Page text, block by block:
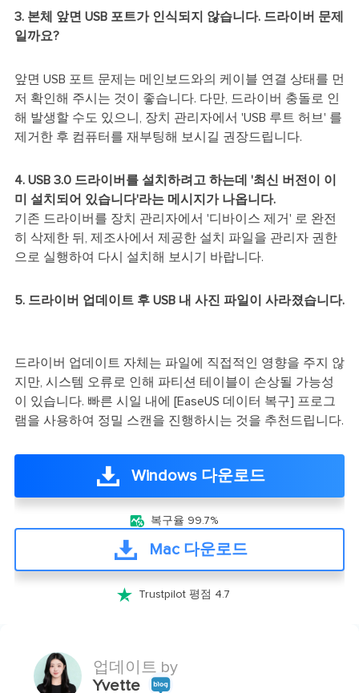
3. 본체 앞면 USB 포트가 인식되지 않습니다. 드라이버 문제
일까요?
앞면 USB 포트 문제는 메인보드와의 케이블 연결 상태를 먼
저 확인해 주시는 것이 좋습니다. 다만, 드라이버 충돌로 인
해 발생할 수도 있으니, 장치 관리자에서 'USB 루트 허브' 를
제거한 후 컴퓨터를 재부팅해 보시길 권장드립니다.
4. USB 3.0 드라이버를 설치하려고 하는데 '최신 버전이 이
미 설치되어 있습니다'라는 메시지가 나옵니다.
기존 드라이버를 장치 관리자에서 '디바이스 제거' 로 완전
히 삭제한 뒤, 제조사에서 제공한 설치 파일을 관리자 권한
으로 실행하여 다시 설치해 보시기 바랍니다.
5. 드라이버 업데이트 후 USB 내 사진 파일이 사라졌습니다.
드라이버 업데이트 자체는 파일에 직접적인 영향을 주지 않
지만, 시스템 오류로 인해 파티션 테이블이 손상될 가능성
이 있습니다. 빠른 시일 내에 [EaseUS 데이터 복구] 프로그
램을 사용하여 정밀 스캔을 진행하시는 것을 추천드립니다.
Windows 다운로드
 복구율 99.7%
Mac 다운로드
 Trustpilot 평점 4.7
업데이트 by
Yvette